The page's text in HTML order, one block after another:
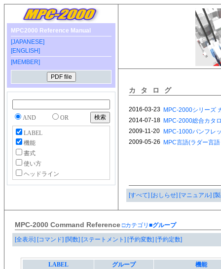
MPC2000 Reference Manual
[JAPANESE]
[ENGLISH]
[MEMBER]
AND OR
LABEL
機能
書式
使い方
ヘッドライン
カタログ
[すべて] [おしらせ] [マニュアル] [
MPC-2000 Command Reference □カテゴリ ■グループ
[全表示] [コマンド] [関数] [ステートメント] [予約変数] [予約定数]